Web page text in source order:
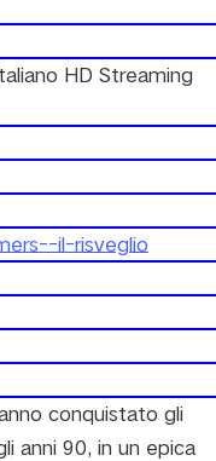
HD Streaming
il-risveglio
conquistato gli
anni 90, in un epica